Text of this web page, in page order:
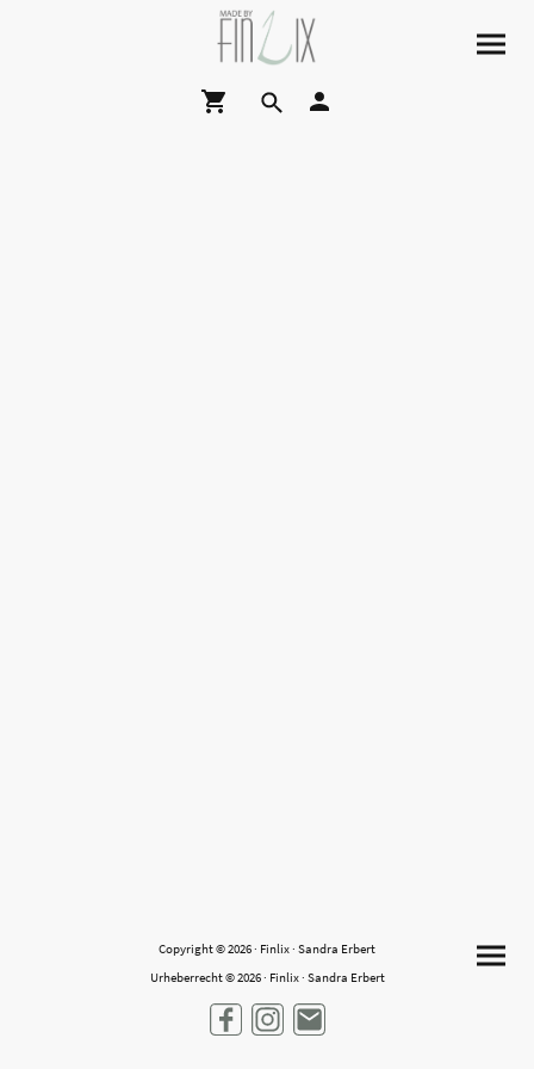
Copyright © 2026 · Finlix · Sandra Erbert
Urheberrecht © 2026 · Finlix · Sandra Erbert